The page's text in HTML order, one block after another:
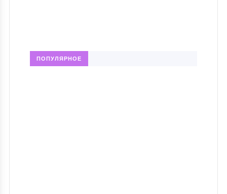
ПОПУЛЯРНОЕ